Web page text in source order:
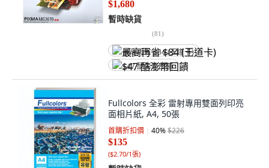
$1,680
暫時缺貨
(81)
最高再省 $84 (王道卡)
$47 酷澎幣回饋
Fullcolors 全彩 雷射專用雙面列印亮
面相片紙, A4, 50張
首購折扣價 40%$226
$135
($2.70/1張)